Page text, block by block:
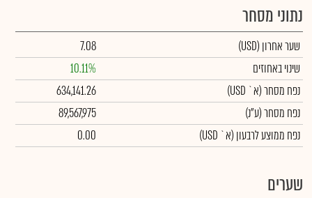
נתוני מסחר
שער אחרון (USD)
7.08
שינוי באחוזים
10.11%
נפח מסחר(א` USD)
634,141.26
נפח מסחר(ע"נ)
89,567,975
נפח ממוצע לרבעון (א` USD)
0.00
שערים